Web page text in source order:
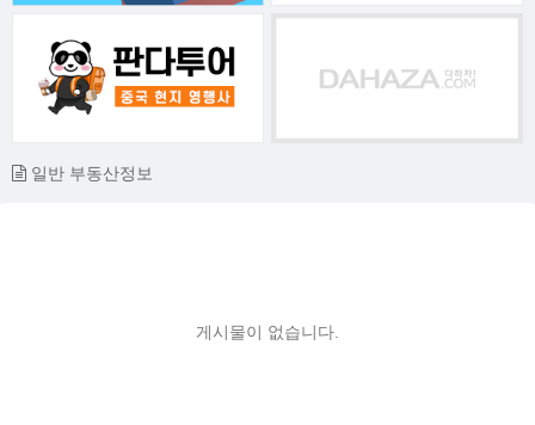
일반 부동산정보
게시물이 없습니다.